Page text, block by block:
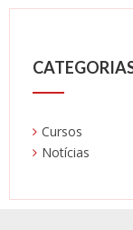
Cursos
Notícias